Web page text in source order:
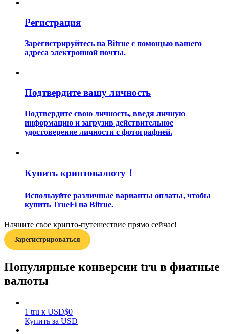
и т. д.
Гид
Торговые стратегии
Узнайте, как оставаться прибыльным
Регистрация
Зарегистрируйтесь на Bitrue с помощью вашего
адреса электронной почты.
Подтвердите вашу личность
Подтвердите свою личность, введя личную
информацию и загрузив действительное
удостоверение личности с фотографией.
Купить криптовалюту！
Используйте различные варианты оплаты, чтобы
купить TrueFi на Bitrue.
Начните свое крипто-путешествие прямо сейчас!
Зарегистрироваться
Популярные конверсии tru в фиатные
валюты
1 tru к USD$0
Купить за USD